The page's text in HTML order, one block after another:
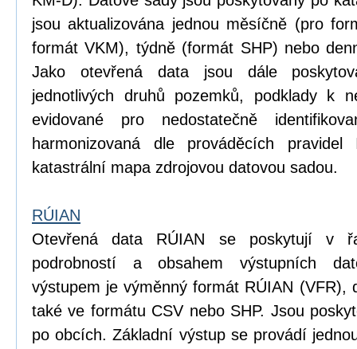
jsou aktualizována jednou měsíčně (pro
formát VKM), týdně (formát SHP) nebo
Jako otevřená data jsou dále
jednotlivých druhů pozemků, podklady k
evidované pro nedostatečně
harmonizovaná dle prováděcích
katastrální mapa zdrojovou datovou sadou.
RÚIAN
Otevřená data RÚIAN se poskytují v
podrobností a obsahem výstupních
výstupem je výměnný formát RÚIAN (VFR),
také ve formátu CSV nebo SHP. Jsou
po obcích. Základní výstup se provádí